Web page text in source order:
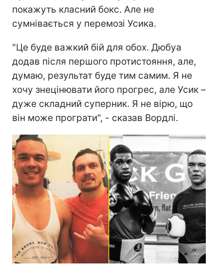
покажуть класний бокс. Але не
сумнівається у перемозі Усика.
"Це буде важкий бій для обох. Дюбуа
додав після першого протистояння, але,
думаю, результат буде тим самим. Я не
хочу знецінювати його прогрес, але Усик –
дуже складний суперник. Я не вірю, що
він може програти", - сказав Вордлі.